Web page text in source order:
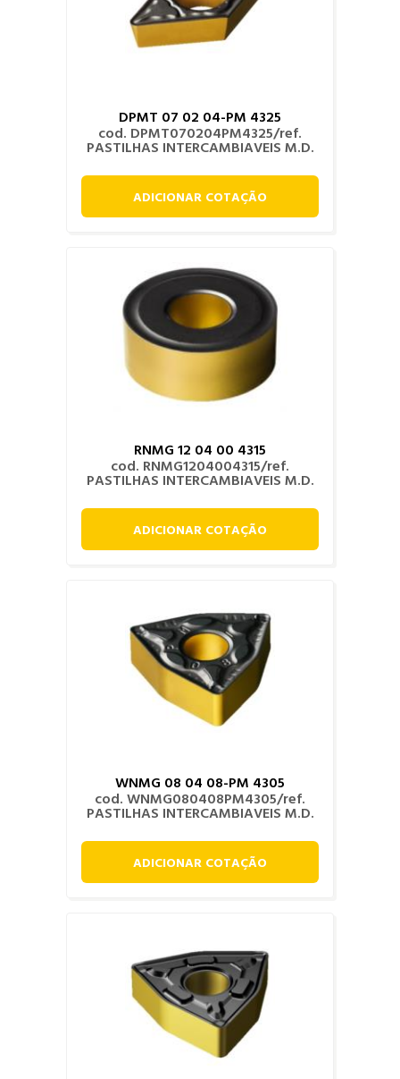
DPMT 07 02 04-PM 4325
cod. DPMT070204PM4325/ref.
PASTILHAS INTERCAMBIAVEIS M.D.
ADICIONAR COTAÇÃO
RNMG 12 04 00 4315
cod. RNMG1204004315/ref.
PASTILHAS INTERCAMBIAVEIS M.D.
ADICIONAR COTAÇÃO
WNMG 08 04 08-PM 4305
cod. WNMG080408PM4305/ref.
PASTILHAS INTERCAMBIAVEIS M.D.
ADICIONAR COTAÇÃO